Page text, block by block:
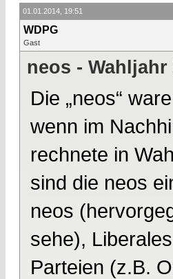
01.01.2014, 19:51
WDPG
Gast
neos - Wahljahr
Die „neos“
wenn im
rechnete in
sind die neos
neos
sehe),
Parteien (z.B.